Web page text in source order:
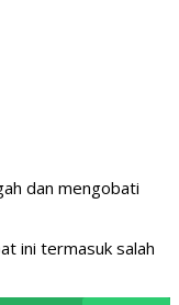
dan mengobati
ini termasuk salah